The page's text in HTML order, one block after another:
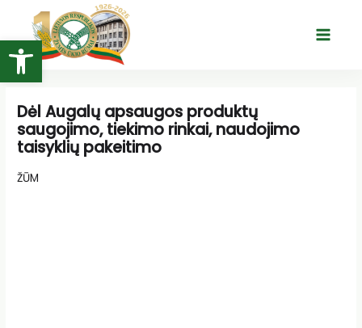
Open toolbar
turinio
Main
Dėl Augalų apsaugos produktų
saugojimo, tiekimo rinkai, naudojimo
taisyklių pakeitimo
ŽŪM